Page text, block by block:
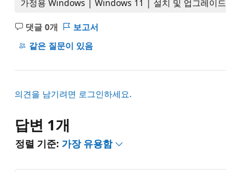
가정용 Windows | Windows 11 | 설치 및 업그레이드
댓글 0개
설
명
음
보고서
같은 질문이 있음
의견을 남기려면 로그인하세요.
답변 1개
정렬 기준: 가장 유용함